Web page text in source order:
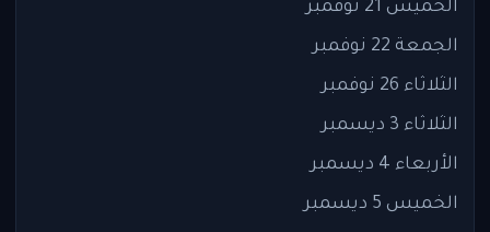
الخميس 21 نوفمبر
الجمعة 22 نوفمبر
الثلاثاء 26 نوفمبر
الثلاثاء 3 ديسمبر
الأربعاء 4 ديسمبر
الخميس 5 ديسمبر